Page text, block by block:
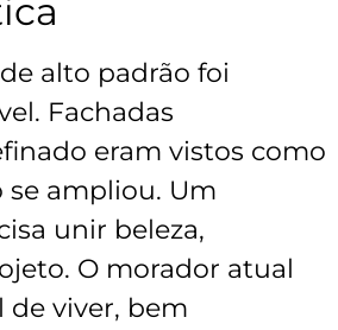
alto padrão foi
Fachadas
eram vistos como
se ampliou. Um
unir beleza,
O morador atual
viver, bem